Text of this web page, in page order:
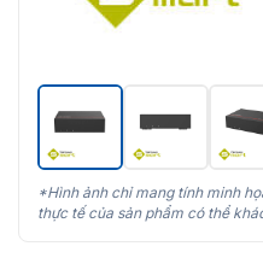
*Hình ảnh chỉ mang tính minh
thực tế của sản phẩm có thể